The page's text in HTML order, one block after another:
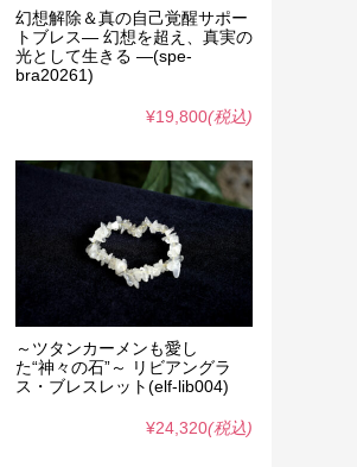
幻想解除＆真の自己覚醒サポー
トブレス― 幻想を超え、真実の
光として生きる ―(spe-
bra20261)
¥19,800(税込)
～ツタンカーメンも愛し
た“神々の石”～ リビアングラ
ス・ブレスレット(elf-lib004)
¥24,320(税込)